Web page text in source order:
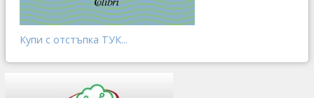
Купи с отстъпка ТУК...